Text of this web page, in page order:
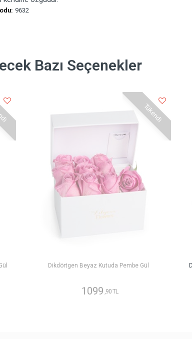
9632
Bazı Seçenekler
Tükendi
Dikdörtgen Beyaz Kutuda Pembe Gül
1099 ,90 TL